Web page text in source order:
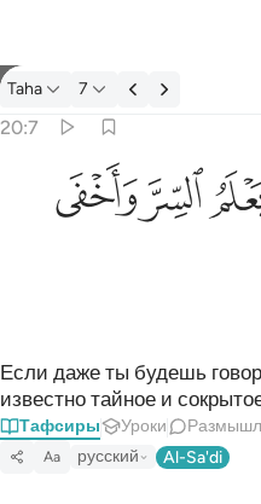
Тафсир: Taha 20:7
Taha 7
20:7
بالقول فانه يعلم السر واخفى ٧
فَإِنَّهُۥ يَعْلَمُ ٱلسِّرَّ وَأَخْفَى ٧
ﲐﲑ
Если даже ты будешь
известно тайное и
Тафсиры Уроки
Aa русский Al-Sa'di